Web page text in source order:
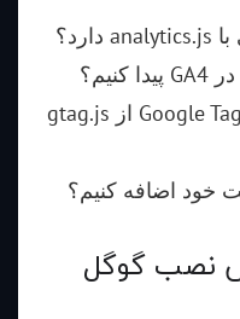
آیا می‌توان بدون Google Tag Manager از gtag.js
نصب گوگل